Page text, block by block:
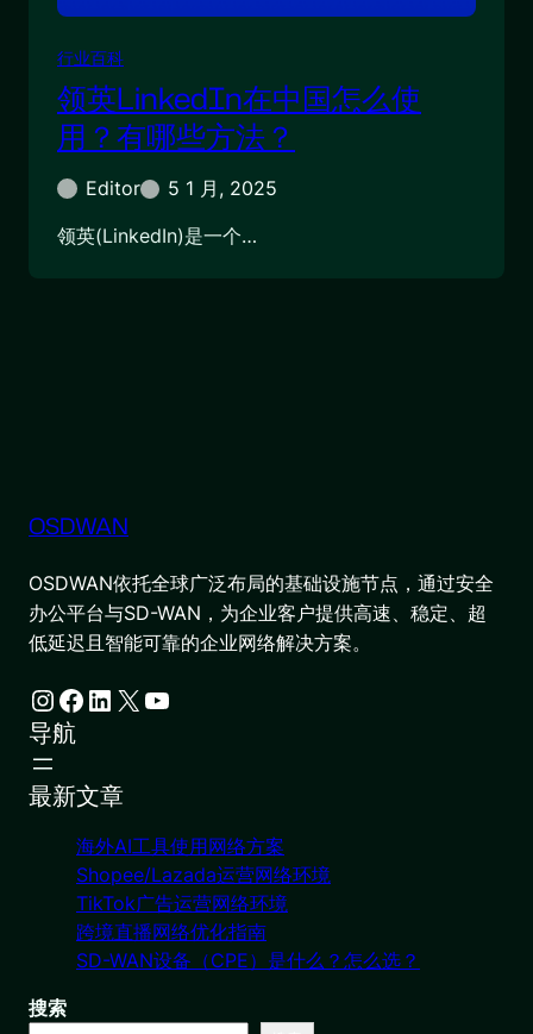
行业百科
领英LinkedIn在中国怎么使
用？有哪些方法？
Editor
5 1 月, 2025
领英(LinkedIn)是一个…
OSDWAN
OSDWAN依托全球广泛布局的基础设施节点，通过安全
办公平台与SD-WAN，为企业客户提供高速、稳定、超
低延迟且智能可靠的企业网络解决方案。
Instagram Facebook LinkedIn X YouTube
导航
最新文章
海外AI工具使用网络方案
Shopee/Lazada运营网络环境
TikTok广告运营网络环境
跨境直播网络优化指南
SD-WAN设备（CPE）是什么？怎么选？
搜索